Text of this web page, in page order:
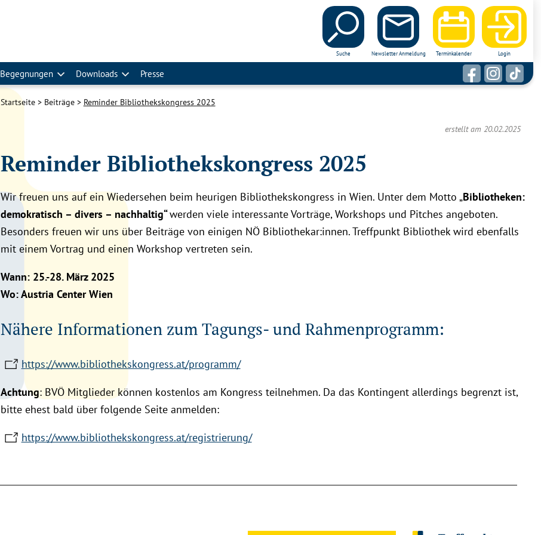
Suche Newsletter Anmeldung Terminkalender Login
Begegnungen Downloads Presse
Startseite Beiträge Reminder Bibliothekskongress 2025
erstellt am 20.02.2025
Reminder Bibliothekskongress 2025
Wir freuen uns auf ein Wiedersehen beim heurigen Bibliothekskongress in Wien. Unter dem Motto „Bibliotheken:
demokratisch – divers – nachhaltig“werden viele interessante Vorträge, Workshops und Pitches angeboten.
Besonders freuen wir uns über Beiträge von einigen NÖ Bibliothekar:innen. Treffpunkt Bibliothek wird ebenfalls
mit einem Vortrag und einen Workshop vertreten sein.
Wann: 25.-28. März 2025
Wo: Austria Center Wien
Nähere Informationen zum Tagungs- und Rahmenprogramm:
https://www.bibliothekskongress.at/programm/
Achtung: BVÖ Mitglieder können kostenlos am Kongress teilnehmen. Da das Kontingent allerdings begrenzt ist,
bitte ehest bald über folgende Seite anmelden:
https://www.bibliothekskongress.at/registrierung/